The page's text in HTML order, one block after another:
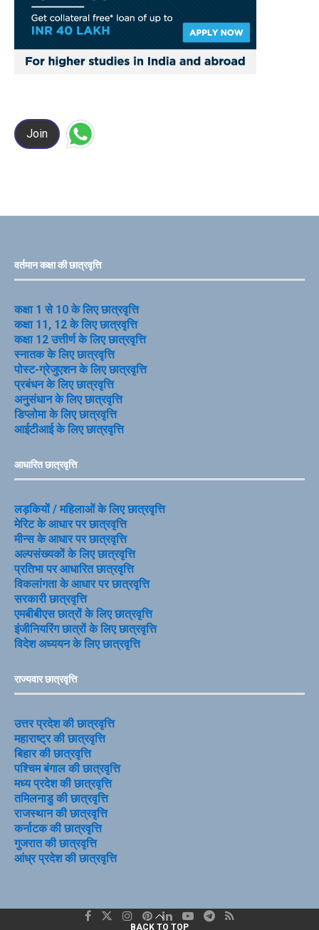
Join
वर्तमान कक्षा की छात्रवृत्ति
कक्षा 1 से 10 के लिए छात्रवृत्ति
कक्षा 11, 12 के लिए छात्रवृत्ति
कक्षा 12 उत्तीर्ण के लिए छात्रवृत्ति
स्नातक के लिए छात्रवृत्ति
पोस्ट-ग्रेजुएशन के लिए छात्रवृत्ति
प्रबंधन के लिए छात्रवृत्ति
अनुसंधान के लिए छात्रवृत्ति
डिप्लोमा के लिए छात्रवृत्ति
आईटीआई के लिए छात्रवृत्ति
आधारित छात्रवृत्ति
लड़कियों / महिलाओं के लिए छात्रवृत्ति
मेरिट के आधार पर छात्रवृत्ति
मीन्स के आधार पर छात्रवृत्ति
अल्पसंख्यकों के लिए छात्रवृत्ति
प्रतिभा पर आधारित छात्रवृत्ति
विकलांगता के आधार पर छात्रवृत्ति
सरकारी छात्रवृत्ति
एमबीबीएस छात्रों के लिए छात्रवृत्ति
इंजीनियरिंग छात्रों के लिए छात्रवृत्ति
विदेश अध्ययन के लिए छात्रवृत्ति
राज्यवार छात्रवृत्ति
उत्तर प्रदेश की छात्रवृत्ति
महाराष्ट्र की छात्रवृत्ति
बिहार की छात्रवृत्ति
पश्चिम बंगाल की छात्रवृत्ति
मध्य प्रदेश की छात्रवृत्ति
तमिलनाडु की छात्रवृत्ति
राजस्थान की छात्रवृत्ति
कर्नाटक की छात्रवृत्ति
गुजरात की छात्रवृत्ति
आंध्र प्रदेश की छात्रवृत्ति
BACK TO TOP